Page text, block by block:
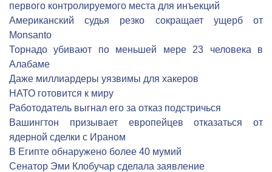
первого контролируемого места для инъекций
Американский судья резко сокращает ущерб от
Monsanto
Торнадо убивают по меньшей мере 23 человека в
Алабаме
Даже миллиардеры уязвимы для хакеров
НАТО готовится к миру
Работодатель выгнал его за отказ подстричься
Вашингтон призывает европейцев отказаться от
ядерной сделки с Ираном
В Египте обнаружено более 40 мумий
Сенатор Эми Клобучар сделала заявление